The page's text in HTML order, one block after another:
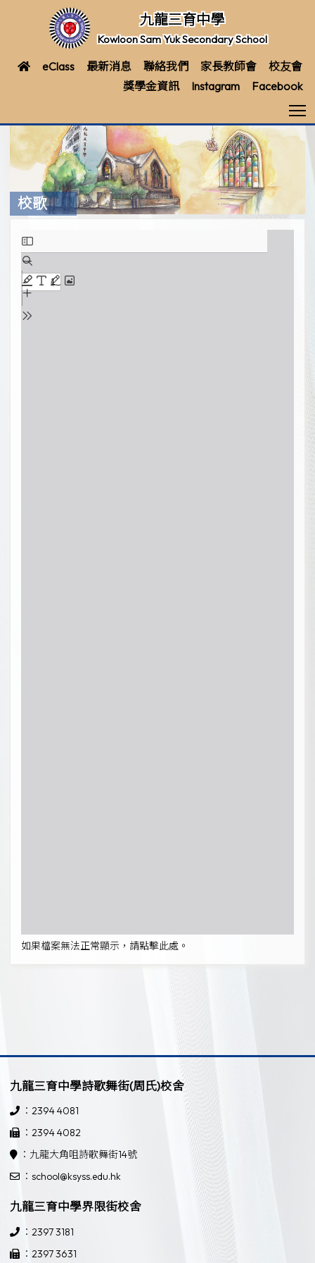
九龍三育中學
Kowloon Sam Yuk Secondary School
eClass 最新消息 聯絡我們 家長教師會
校友會
獎學金資訊
Instagram Facebook
校歌
如果檔案無法正常顯示，請點擊此處。
九龍三育中學詩歌舞街(周氏)校舍
：2394 4081
：2394 4082
：九龍大角咀詩歌舞街14號
：school@ksyss.edu.hk
九龍三育中學界限街校舍
：2397 3181
：2397 3631